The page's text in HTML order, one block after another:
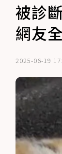
被診
網友
2025-06-19